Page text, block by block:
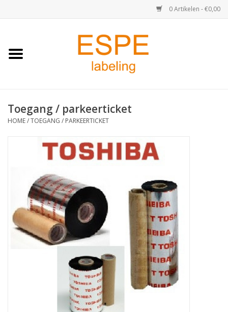
0 Artikelen - €0,00
Home
Retail
Kassa & Pinrollen
Verzend-etiketten
Toegang / parkeerticket
HOME/TOEGANG / PARKEERTICKET